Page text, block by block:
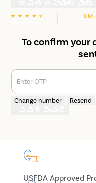
3 M+
To confirm your
Enter OTP
Change number Resend
USFDA-Approved